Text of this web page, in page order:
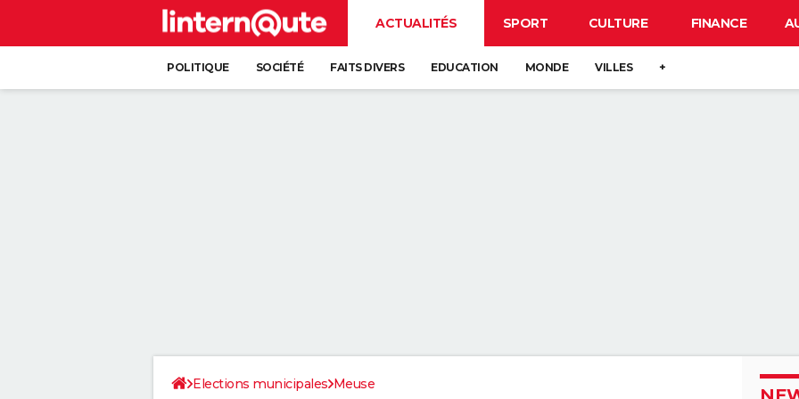
ACTUALITÉS SPORT CULTURE FINANCE
POLITIQUE SOCIÉTÉ FAITS DIVERS EDUCATION MONDE VILLES +
Elections municipales Meuse